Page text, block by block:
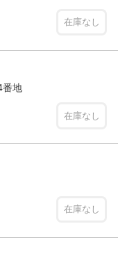
在庫なし
地
在庫なし
在庫なし